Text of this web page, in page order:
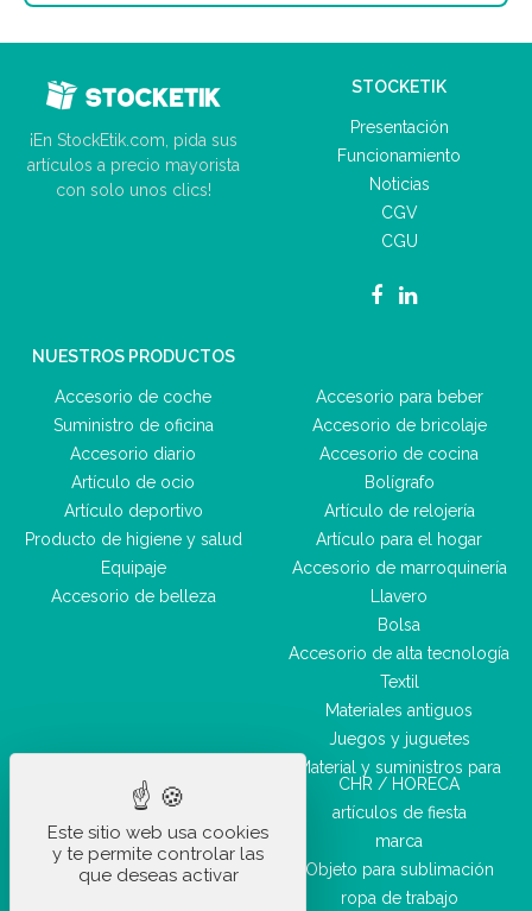
¡En StockEtik.com, pida sus
artículos a precio mayorista
con solo unos clics!
STOCKETIK
Presentación
Funcionamiento
Noticias
CGV
CGU
NUESTROS PRODUCTOS
Accesorio de coche
Suministro de oficina
Accesorio diario
Artículo de ocio
Artículo deportivo
Producto de higiene y salud
Equipaje
Accesorio de belleza
Accesorio para beber
Accesorio de bricolaje
Accesorio de cocina
Bolígrafo
Artículo de relojería
Artículo para el hogar
Accesorio de marroquinería
Llavero
Bolsa
Accesorio de alta tecnología
Textil
Materiales antiguos
Juegos y juguetes
Material y suministros para
CHR / HORECA
artículos de fiesta
marca
Objeto para sublimación
ropa de trabajo
Este sitio web usa cookies
y te permite controlar las
que deseas activar